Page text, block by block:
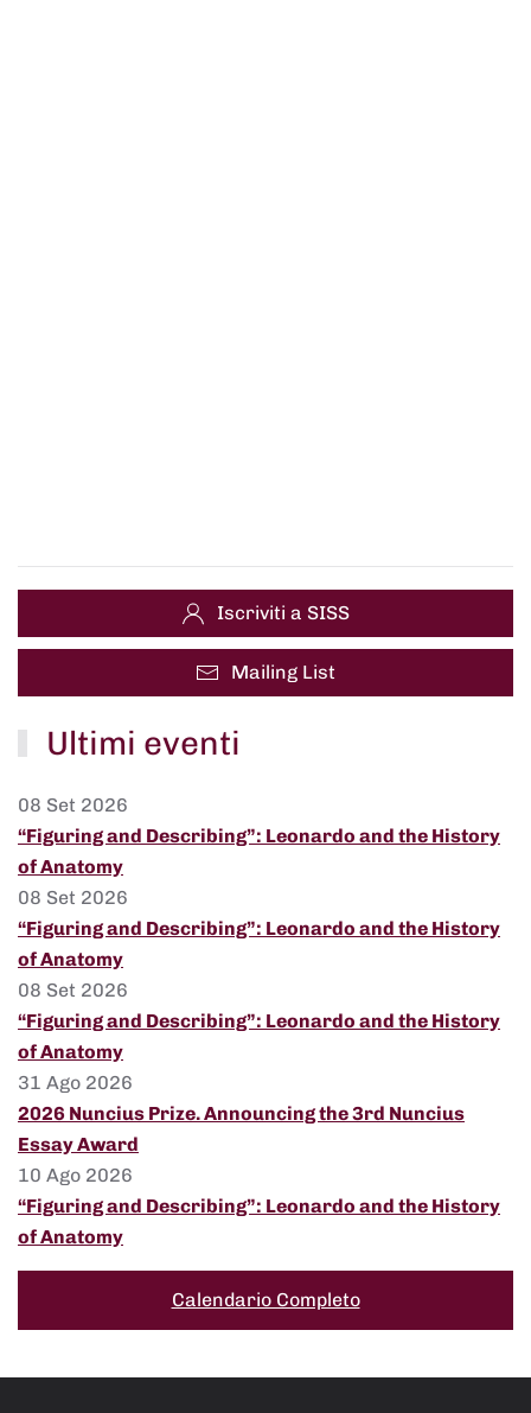
Iscriviti a SISS
Mailing List
Ultimi eventi
08 Set 2026
“Figuring and Describing”: Leonardo and the History
of Anatomy
08 Set 2026
“Figuring and Describing”: Leonardo and the History
of Anatomy
08 Set 2026
“Figuring and Describing”: Leonardo and the History
of Anatomy
31 Ago 2026
2026 Nuncius Prize. Announcing the 3rd Nuncius
Essay Award
10 Ago 2026
“Figuring and Describing”: Leonardo and the History
of Anatomy
Calendario Completo